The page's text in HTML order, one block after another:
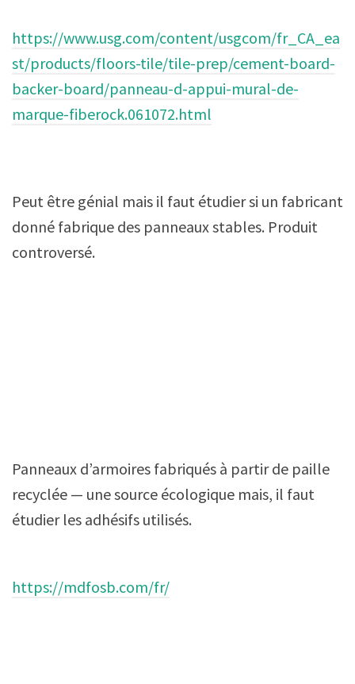
https://www.usg.com/content/usgcom/fr_CA_ea
st/products/floors-tile/tile-prep/cement-board-
backer-board/panneau-d-appui-mural-de-
marque-fiberock.061072.html
Peut être génial mais il faut étudier si un fabricant
donné fabrique des panneaux stables. Produit
controversé.
Panneaux d’armoires fabriqués à partir de paille
recyclée — une source écologique mais, il faut
étudier les adhésifs utilisés.
https://mdfosb.com/fr/